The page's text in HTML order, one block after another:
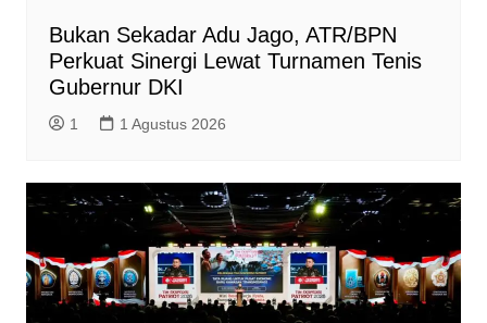
Bukan Sekadar Adu Jago, ATR/BPN
Perkuat Sinergi Lewat Turnamen Tenis
Gubernur DKI
1 1 Agustus 2026